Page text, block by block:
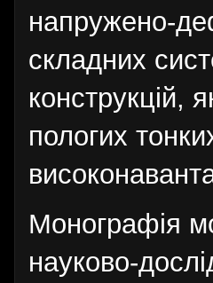
напружено-
складних
конструкцій,
пологих
Монографія
науково-